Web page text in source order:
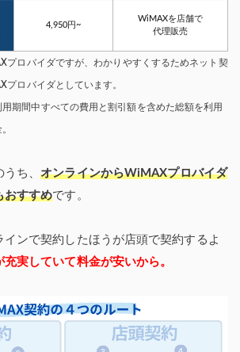
4,950円~
WiMAXを店舗で
代理販売
ロバイダですが、わかりやすくするためネット契
プロバイダとしています。
期間中すべての費用と割引額を含めた総額を利用
うち、オンラインからWiMAXプロバイダ
おすすめです。
インで契約したほうが店頭で契約するよ
実していて料金が安いから。